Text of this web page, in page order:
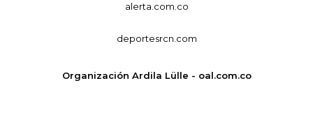
alerta.com.co
deportesrcn.com
Organización Ardila Lülle - oal.com.co